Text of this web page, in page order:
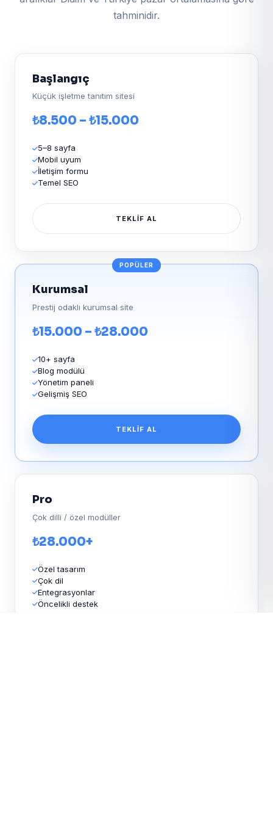
tahminidir.
Başlangıç
Küçük işletme tanıtım sitesi
₺8.500 – ₺15.000
5–8 sayfa
Mobil uyum
İletişim formu
Temel SEO
TEKLIF AL
POPÜLER
Kurumsal
Prestij odaklı kurumsal site
₺15.000 – ₺28.000
10+ sayfa
Blog modülü
Yönetim paneli
Gelişmiş SEO
TEKLIF AL
Pro
Çok dilli / özel modüller
₺28.000+
Özel tasarım
Çok dil
Entegrasyonlar
Öncelikli destek